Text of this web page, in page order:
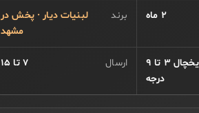
۲ ماه برند
لبنیات دیار · پخش در
مشهد
یخچال ۳ تا ۹
درجه
ارسال ۷ تا ۱۵